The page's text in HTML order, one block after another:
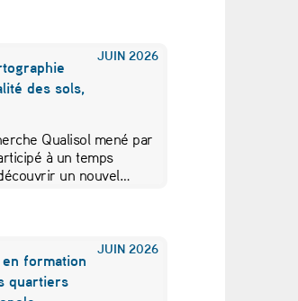
JUIN 2026
des sols,
Qualisol mené par
à un temps
un nouvel…
JUIN 2026
formation
quartiers